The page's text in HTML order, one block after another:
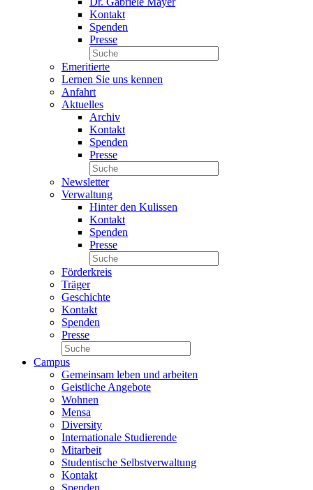
Kontakt
Spenden
Presse
Emeritierte
Lernen Sie uns kennen
Anfahrt
Aktuelles
Archiv
Kontakt
Spenden
Presse
Newsletter
Verwaltung
Hinter den Kulissen
Kontakt
Spenden
Presse
Förderkreis
Träger
Geschichte
Kontakt
Spenden
Presse
Campus
Gemeinsam leben und arbeiten
Geistliche Angebote
Wohnen
Mensa
Diversity
Internationale Studierende
Mitarbeit
Studentische Selbstverwaltung
Kontakt
Spenden